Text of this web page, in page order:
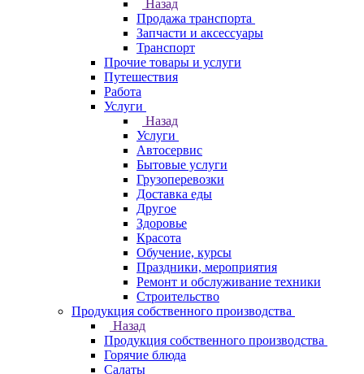
Назад
Продажа транспорта
Запчасти и аксессуары
Транспорт
Прочие товары и услуги
Путешествия
Работа
Услуги
Назад
Услуги
Автосервис
Бытовые услуги
Грузоперевозки
Доставка еды
Другое
Здоровье
Красота
Обучение, курсы
Праздники, мероприятия
Ремонт и обслуживание техники
Строительство
Продукция собственного производства
Назад
Продукция собственного производства
Горячие блюда
Салаты